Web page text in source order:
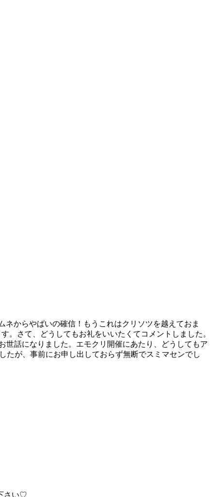
からやばいの確信！もうこれはクリソツを越えておま
。さて、どうしてもお礼をいいたくてコメントしました。
世話になりました。エモクリ開催にあたり、どうしてもア
たが、事前にお申し出しておらず無断でスミマセンでし
さい♡